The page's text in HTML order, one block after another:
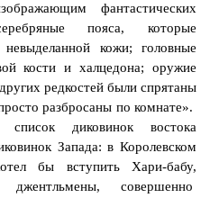
фантастических
пояса, которые
кожи; головные
кости и халцедона; оружие
редкостей были спрятаны
разбросаны по комнате».
диковинок востока
Запада: в Королевском
бы вступить Хари-бабу,
джентльмены, совершенно